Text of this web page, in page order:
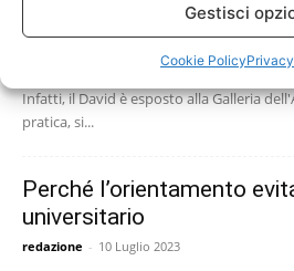
Gestisci
Cookie Policy
Il David di Michelangelo è una delle più
Infatti, il David è esposto alla Galleria
pratica, si...
Perché l’orientamento
universitario
redazione - 10 Luglio 2023